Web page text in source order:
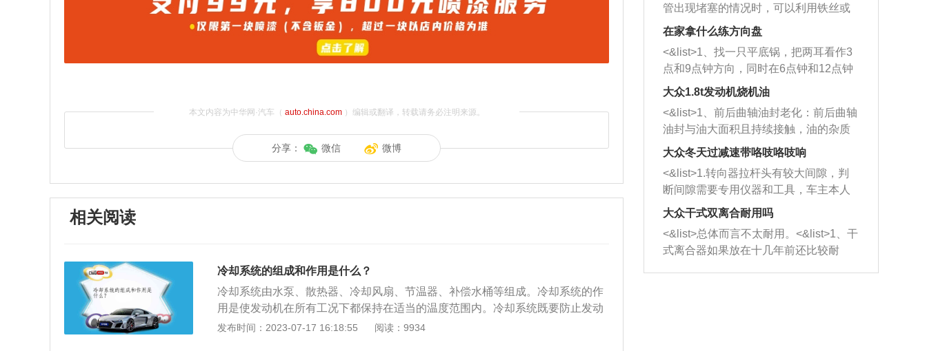
本文内容为中华网·汽车（ auto.china.com）编辑或翻译，转载请务必注明来源。
分享： 微信 微博
相关阅读
冷却系统的组成和作用是什么？
冷却系统由水泵、散热器、冷却风扇、节温器、补偿水桶等组成。冷却系统的作
用是使发动机在所有工况下都保持在适当的温度范围内。冷却系统既要防止发动
机过热，也要防止冬季发动机过冷。冷却系统组成的具体介绍：水泵：对冷却液
发布时间：2023-07-17 16:18:55 阅读：9934
管出现堵塞的情况时，可以利用铁丝或
者是细棍，直接将杂物给取出来，如果
堵塞情况比较严重，也可以采取应急措
施。 <&list>2、直接利用木棍将所有的
杂物推到排气管里面的位置处，然后将
三元催化器拆解开，就可以将堵塞的东
西取出来。但如果是因为积碳过多引起
的堵塞，就需要将三元催化器泡在草酸
洗剂对堵塞的情况得到解决，将清洗剂
放在燃油箱中，与燃油混合后，车辆启
动时，就可以和汽油一起进入到燃烧
室，最后形成废气排出，就可以让三元
催化器得到清洗，排气管堵塞的情况就
能够得到解决。
在家拿什么练方向盘
<&list>1、找一只平底锅，把两耳看作3
点和9点钟方向，同时在6点钟和12点钟
方向做一个标记。 <&list>2、双手握住
一圈半的练习，往右同样也要打相同的
圈数。 <&list>3、最后强调要反复练
习，这样就可以形成肌肉记忆，在真实
驾驶车辆时，不需要记忆也能打好方
向。
大众1.8t发动机烧机油
<&list>1、前后曲轴油封老化：前后曲轴
油封与油大面积且持续接触，油的杂质
和发动机内持续温度变化使其密封效果
逐渐减弱，导致渗油或漏油。<&list>2、
活塞间隙过大：积碳会使活塞环与缸体
的间隙扩大，导致机油流入燃烧室中，
造成烧机油。<&list>3、机油粘度。使用
机油粘度过小的话，同样会有烧机油现
象，机油粘度过小具有很好的流动性，
大众冬天过减速带咯吱咯吱响
<&list>1.转向器拉杆头有较大间隙，判
断间隙需要专用仪器和工具，车主本人
无法制作，需要将车辆送到修理厂或4s
店；<&list>2.车辆半轴套管防尘罩破
裂，破裂后会出现漏油现象，使半轴磨
损严重，磨损的半轴容易损坏，产生异
响；<&list>3.稳定器的转向胶套和球头
大众干式双离合耐用吗
<&list>总体而言不太耐用。<&list>1、干
式离合器如果放在十几年前还比较耐